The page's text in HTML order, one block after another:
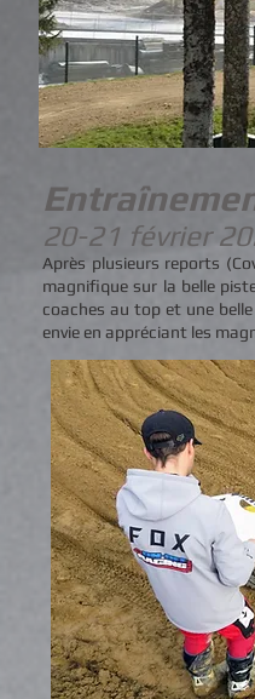
20-21 février
Après plusieurs reports
magnifique sur la belle
coaches au top et une
envie en appréciant les